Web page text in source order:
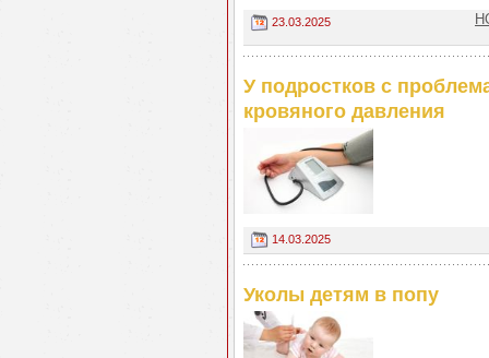
23.03.2025
У подростков с
кровяного давления
14.03.2025
Уколы детям в попу